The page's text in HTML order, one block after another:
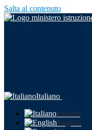
Salta al contenuto
Italiano
Italiano
English